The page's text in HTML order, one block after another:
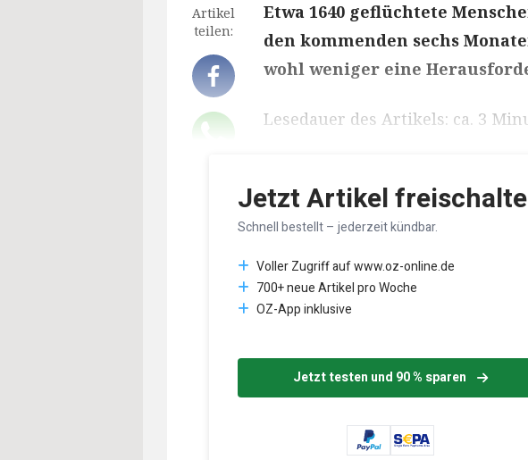
Artikel
teilen:
Etwa 1640 geflüchtete
den kommenden sechs
wohl weniger eine
Lesedauer des Artikels: ca. 3
Jetzt Artikel
Schnell bestellt – jederzeit kündbar.
Voller Zugriff auf www.oz-online.de
700+ neue Artikel pro Woche
OZ-App inklusive
Jetzt testen und 90 % sparen